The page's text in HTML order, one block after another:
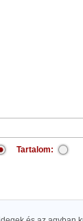
Tartalom: